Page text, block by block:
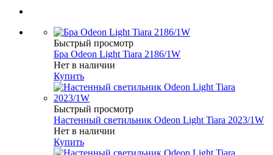
Быстрый просмотр
Бра Odeon Light Tiara 2186/1W
Нет в наличии
Купить
Быстрый просмотр
Настенный светильник Odeon Light Tiara 2023/1W
Нет в наличии
Купить